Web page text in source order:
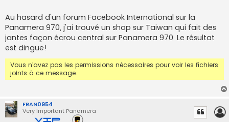
s
a
g
e
Au hasard d'un forum Facebook International sur la
Panamera 970, j'ai trouvé un shop sur Taiwan qui fait des
jantes façon écrou central sur Panamera 970. Le résultat
est dingue!
Vous n’avez pas les permissions nécessaires pour voir les fichiers
joints à ce message.
FRAN0954
Very Important Panamera